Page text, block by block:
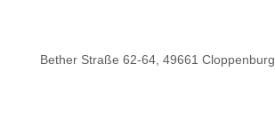
Bether Straße 62-64, 49661 Cloppenburg